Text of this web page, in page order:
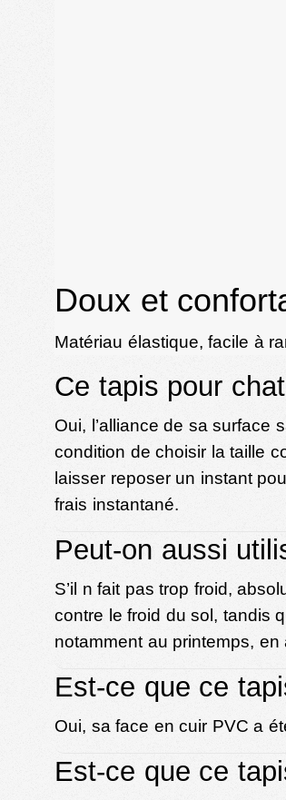
Doux et
Matériau élastique, facile à
Ce tapis pour
Oui, l’alliance de sa surface
condition de choisir la taille
laisser reposer un instant
frais instantané.
Peut-on aussi
S’il n fait pas trop froid,
contre le froid du sol, tandis
notamment au printemps, en
Est-ce que ce
Oui, sa face en cuir PVC a
Est-ce que ce